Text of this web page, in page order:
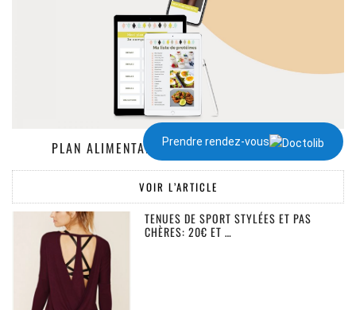
Prendre rendez-vous
PLAN ALIMENTAIRE DE 1300 À 2000 KCAL
VOIR L’ARTICLE
TENUES DE SPORT STYLÉES ET PAS
CHÈRES: 20€ ET …